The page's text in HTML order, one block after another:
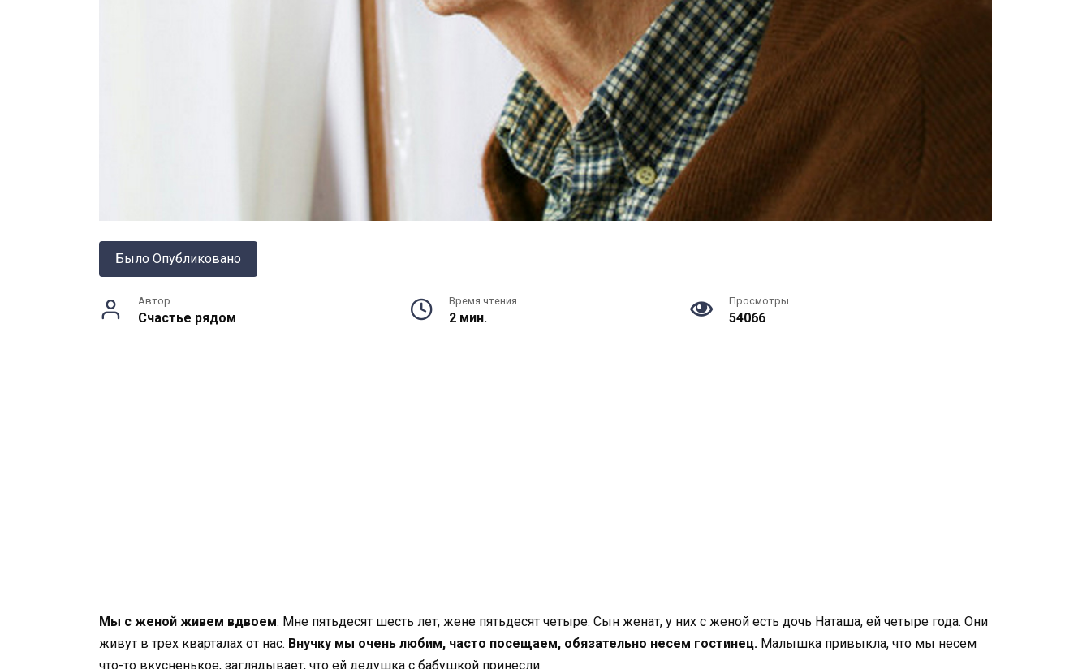
Было Опубликовано
Автор
Счастье рядом
Время чтения
2 мин.
Просмотры
54066
Мы с женой живем вдвоем. Мне пятьдесят шесть лет, жене пятьдесят четыре. Сын женат, у них с женой есть дочь Наташа, ей четыре года. Они
живут в трех кварталах от нас. Внучку мы очень любим, часто посещаем, обязательно несем гостинец. Малышка привыкла, что мы несем
что-то вкусненькое, заглядывает, что ей дедушка с бабушкой принесли.